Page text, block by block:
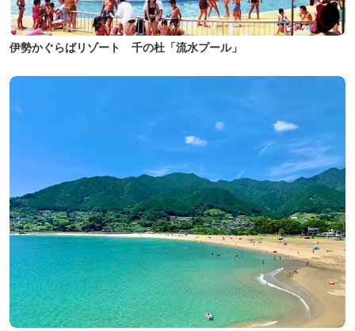
伊勢かぐらばリゾート 千の杜「流水プール」